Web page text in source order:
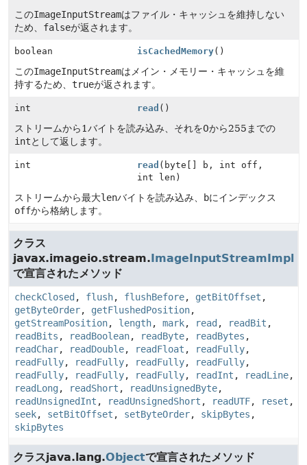
このImageInputStreamはファイル・キャッシュを維持しない
ため、 falseが返されます。
boolean isCachedMemory()
このImageInputStreamはメイン・メモリー・キャッシュを維
持するため、 trueが返されます。
int read ()
ストリームから1バイトを読み込み、それを0から255までの
intとして返します。
int read (byte[] b, int off,
int len)
ストリームから最大lenバイトを読み込み、 bにインデックス
offから格納します。
クラス
javax.imageio.stream.ImageInputStreamImpl
で宣言されたメソッド
checkClosed , flush, flushBefore, getBitOffset ,
getByteOrder, getFlushedPosition,
getStreamPosition, length, mark, read , readBit ,
readBits , readBoolean, readByte, readBytes ,
readChar, readDouble, readFloat , readFully,
readFully, readFully, readFully, readFully,
readFully, readFully, readFully, readInt , readLine,
readLong, readShort , readUnsignedByte,
readUnsignedInt , readUnsignedShort , readUTF, reset ,
seek, setBitOffset , setByteOrder, skipBytes ,
skipBytes
クラスjava.lang.Objectで宣言されたメソッド